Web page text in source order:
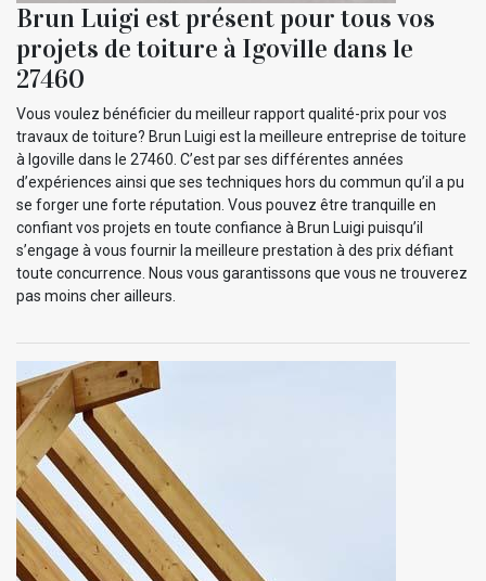
Brun Luigi est présent pour tous vos
projets de toiture à Igoville dans le
27460
Vous voulez bénéficier du meilleur rapport qualité-prix pour vos
travaux de toiture? Brun Luigi est la meilleure entreprise de toiture
à Igoville dans le 27460. C’est par ses différentes années
d’expériences ainsi que ses techniques hors du commun qu’il a pu
se forger une forte réputation. Vous pouvez être tranquille en
confiant vos projets en toute confiance à Brun Luigi puisqu’il
s’engage à vous fournir la meilleure prestation à des prix défiant
toute concurrence. Nous vous garantissons que vous ne trouverez
pas moins cher ailleurs.